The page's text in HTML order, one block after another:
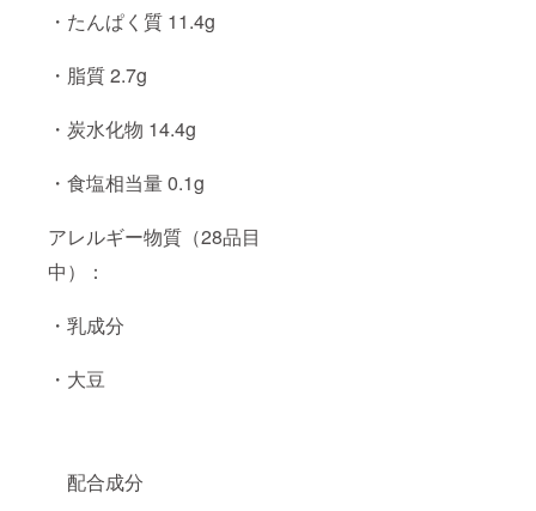
・たんぱく質 11.4g
・脂質 2.7g
・炭水化物 14.4g
・食塩相当量 0.1g
アレルギー物質（28品目
中）：
・乳成分
・大豆
配合成分